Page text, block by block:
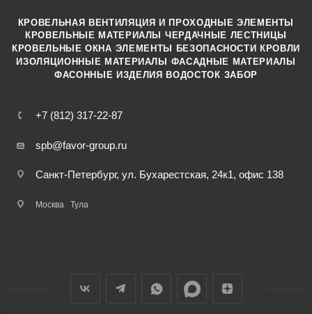
+7 (812) 317-22-87
spb@favor-group.ru
Санкт-Петербург, ул. Бухарестская, 24к1, офис 138
Москва Тула
КРОВЕЛЬНАЯ ВЕНТИЛЯЦИЯ И ПРОХОДНЫЕ ЭЛЕМЕНТЫ
КРОВЕЛЬНЫЕ МАТЕРИАЛЫ ·ЧЕРДАЧНЫЕ ЛЕСТНИЦЫ
КРОВЕЛЬНЫЕ ОКНА ·ЭЛЕМЕНТЫ БЕЗОПАСНОСТИ КРОВЛИ
ИЗОЛЯЦИОННЫЕ МАТЕРИАЛЫ ·ФАСАДНЫЕ МАТЕРИАЛЫ
ФАСОННЫЕ ИЗДЕЛИЯ ·ВОДОСТОК ·ЗАБОР